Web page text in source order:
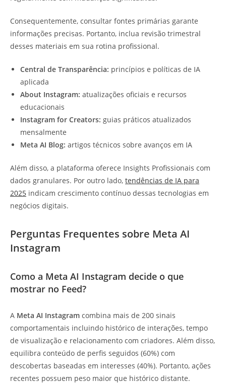
Consequentemente, consultar fontes primárias garante
informações precisas. Portanto, inclua revisão trimestral
desses materiais em sua rotina profissional.
Central de Transparência: princípios e políticas de IA
aplicada
About Instagram: atualizações oficiais e recursos
educacionais
Instagram for Creators: guias práticos atualizados
mensalmente
Meta AI Blog: artigos técnicos sobre avanços em IA
Além disso, a plataforma oferece Insights Profissionais com
dados granulares. Por outro lado, tendências de IA para
2025 indicam crescimento contínuo dessas tecnologias em
negócios digitais.
Perguntas Frequentes sobre Meta AI
Instagram
Como a Meta AI Instagram decide o que
mostrar no Feed?
A Meta AI Instagram combina mais de 200 sinais
comportamentais incluindo histórico de interações, tempo
de visualização e relacionamento com criadores. Além disso,
equilibra conteúdo de perfis seguidos (60%) com
descobertas baseadas em interesses (40%). Portanto, ações
recentes possuem peso maior que histórico distante.